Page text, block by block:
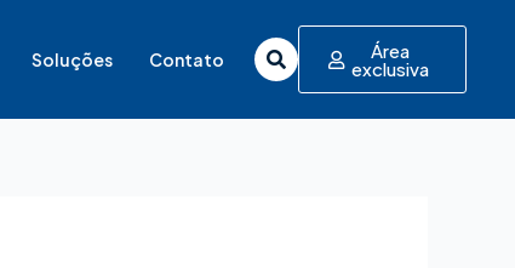
Soluções Contato Área
exclusiva